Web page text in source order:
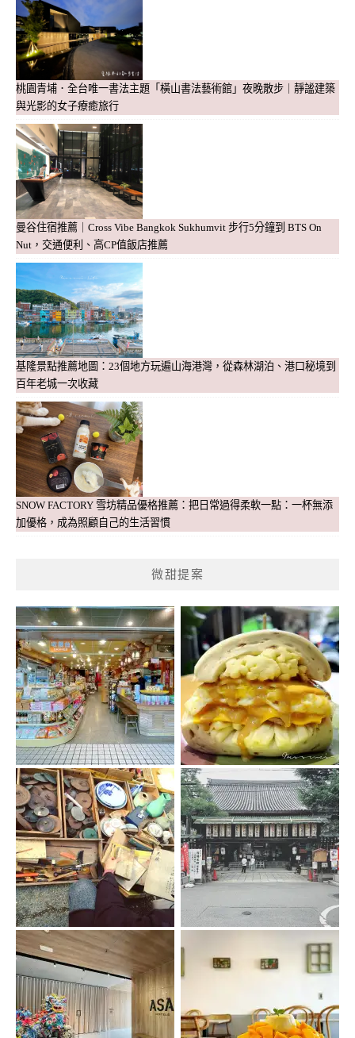
桃園青埔．全台唯一書法主題「橫山書法藝術館」夜晚散步｜靜謐建築
與光影的女子療癒旅行
曼谷住宿推薦｜Cross Vibe Bangkok Sukhumvit 步行5分鐘到 BTS On
Nut，交通便利、高CP值飯店推薦
基隆景點推薦地圖：23個地方玩遍山海港灣，從森林湖泊、港口秘境到
百年老城一次收藏
SNOW FACTORY 雪坊精品優格推薦：把日常過得柔軟一點：一杯無添
加優格，成為照顧自己的生活習慣
微甜提案